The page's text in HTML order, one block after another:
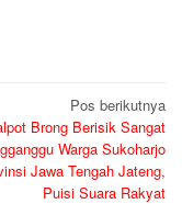
Pos berikutnya
Brong Berisik Sangat
Warga Sukoharjo
Jawa Tengah Jateng,
Puisi Suara Rakyat